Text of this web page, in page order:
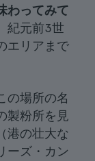
わってみて
紀元前3世
エリアまで
の場所の名
製粉所を見
港の壮大な
ーズ・カン